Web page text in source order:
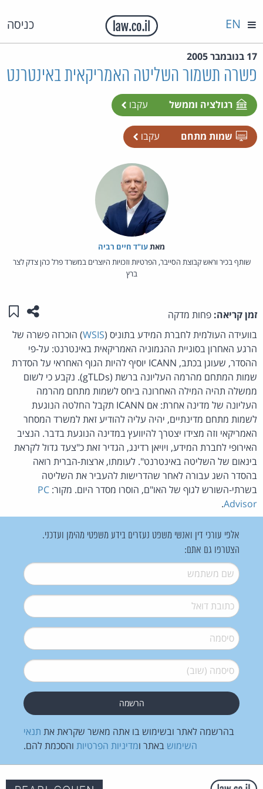
כניסה EN
17 בנובמבר 2005
פשרה תשמור השליטה האמריקאית באינטרנט
רגולציה וממשל עקבו
שמות מתחם עקבו
מאת‏עו"ד חיים רביה
שותף בכיר וראש קבוצת הסייבר, הפרטיות וזכויות היוצרים במשרד פרל כהן צדק לצר
ברץ
זמן קריאה: פחות מדקה שתפו
בוועידה העולמית לחברת המידע בתוניס (WSIS) הוכרזה פשרה של
הרגע האחרון בסוגיית ההגמוניה האמריקאית באינטרנט: על-פי
ההסדר, שעוגן בכתב, ICANN יוסיף להיות הגוף האחראי על הסדרת
שמות המתחם מהרמה העליונה ברשת (gTLDs). נקבע כי לשום
ממשלה תהיה המילה האחרונה ביחס לשמות מתחם מהרמה
העליונה של מדינה אחרת: אם ICANN תקבל החלטה הנוגעת
לשמות מתחם מדינתיים, יהיה עליה להודיע זאת למשרד המסחר
האמריקאי וזה מצידו יצטרך להיוועץ במדינה הנוגעת בדבר. הנציב
האירופי לחברת המידע, ויויאן רדינג, הגדיר זאת כ"צעד גדול לקראת
בינאום של השליטה באינטרנט". לעומתו, ארצות-הברית רואה
בהסדר השג עבורה לאחר שהדרישות להעביר את השליטה
בשרתי-השורש לגוף של האו"ם, הוסרו מסדר היום. מקור: PC
Advisor
.
אלפי עורכי דין ואנשי משפט נעזרים בידע משפטי מהימן ועדכני.
הצטרפו גם אתם:
שם משתמש*
דואל*
סיסמה*
סיסמה (שוב)*
בהרשמה לאתר ובשימוש בו אתה מאשר שקראת את תנאי
השימוש באתר ומדיניות הפרטיות והסכמת להם.